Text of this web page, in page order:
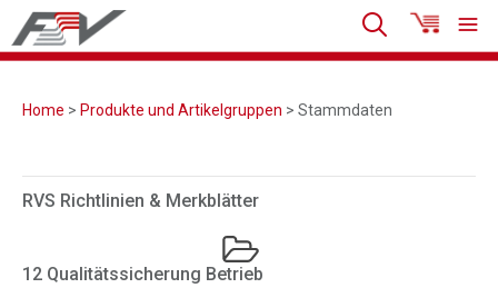
Home > Produkte und Artikelgruppen > Stammdaten
RVS Richtlinien & Merkblätter
12 Qualitätssicherung Betrieb